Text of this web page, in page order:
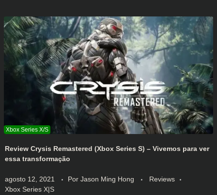
Review Crysis Remastered (Xbox Series S) – Vivemos para ver
essa transformação
agosto 12, 2021 Por Jason Ming Hong
Reviews
Xbox Series X|S